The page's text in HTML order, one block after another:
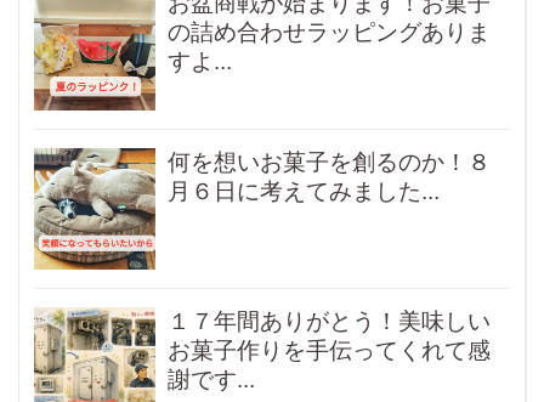
の詰め合わせラッピングありま
すよ...
何を想いお菓子を創るのか！８
月６日に考えてみました...
１７年間ありがとう！美味しい
お菓子作りを手伝ってくれて感
謝です...